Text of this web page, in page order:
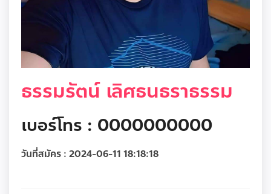
ธรรมรัตน์ เลิศธนธราธรรม
เบอร์โทร : 0000000000
วันที่สมัคร : 2024-06-11 18:18:18